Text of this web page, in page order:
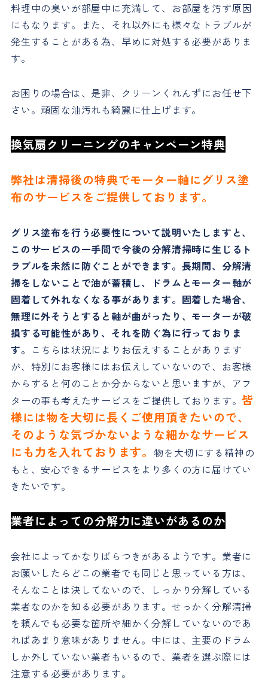
料理中の臭いが部屋中に充満して、お部屋を汚す原因
にもなります。また、それ以外にも様々なトラブルが
発生することがある為、早めに対処する必要がありま
す。
お困りの場合は、是非、クリーンくれんずにお任せ下
さい。頑固な油汚れも綺麗に仕上げます。
換気扇クリーニングのキャンペーン特典
弊社は清掃後の特典でモーター軸にグリス塗
布のサービスをご提供しております。
グリス塗布を行う必要性について説明いたしますと、
このサービスの一手間で今後の分解清掃時に生じるト
ラブルを未然に防ぐことができます。長期間、分解清
掃をしないことで油が蓄積し、ドラムとモーター軸が
固着して外れなくなる事があります。固着した場合、
無理に外そうとすると軸が曲がったり、モーターが破
損する可能性があり、それを防ぐ為に行っておりま
す。 こちらは状況によりお伝えすることがあります
が、特別にお客様にはお伝えしていないので、お客様
からすると何のことか分からないと思いますが、アフ
ターの事も考えたサービスをご提供しております。皆
様には物を大切に長くご使用頂きたいので、
そのような気づかないような細かなサービス
にも力を入れております。 物を大切にする精神の
もと、安心できるサービスをより多くの方に届けてい
きたいです。
業者によっての分解力に違いがあるのか
会社によってかなりばらつきがあるようです。業者に
お願いしたらどこの業者でも同じと思っている方は、
そんなことは決してないので、しっかり分解している
業者なのかを知る必要があります。せっかく分解清掃
を頼んでも必要な箇所や細かく分解していないのであ
ればあまり意味がありません。中には、主要のドラム
しか外していない業者もいるので、業者を選ぶ際には
注意する必要があります。